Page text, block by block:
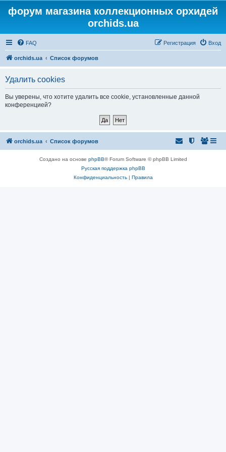
форум магазина коллекционных орхидей
orchids.ua
FAQ Вход
Регистрация
orchids.ua Список форумов
Удалить cookies
Вы уверены, что хотите удалить все cookie, установленные данной
конференцией?
orchids.ua Список форумов
Создано на основе phpBB® Forum Software © phpBB Limited
Русская поддержка phpBB
Конфиденциальность| Правила